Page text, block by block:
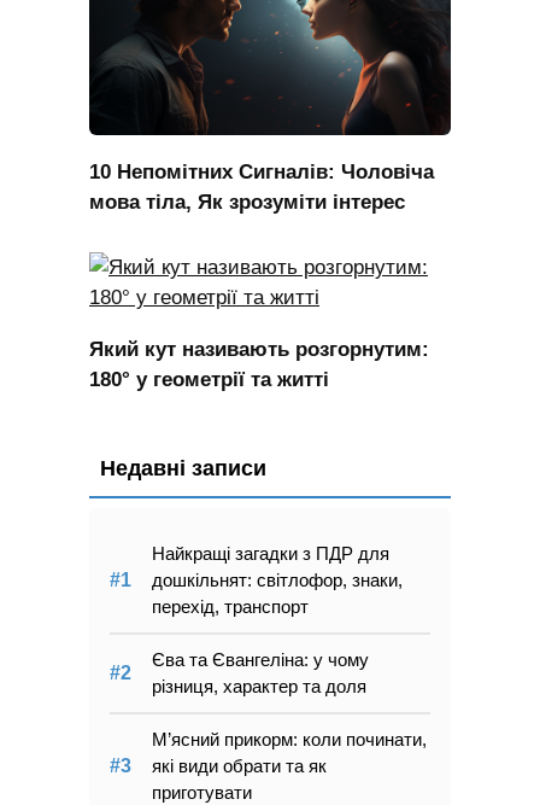
10 Непомітних Сигналів: Чоловіча
мова тіла, Як зрозуміти інтерес
Який кут називають розгорнутим:
180° у геометрії та житті
Недавні записи
Найкращі загадки з ПДР для
дошкільнят: світлофор, знаки,
перехід, транспорт
Єва та Євангеліна: у чому
різниця, характер та доля
М’ясний прикорм: коли починати,
які види обрати та як
приготувати